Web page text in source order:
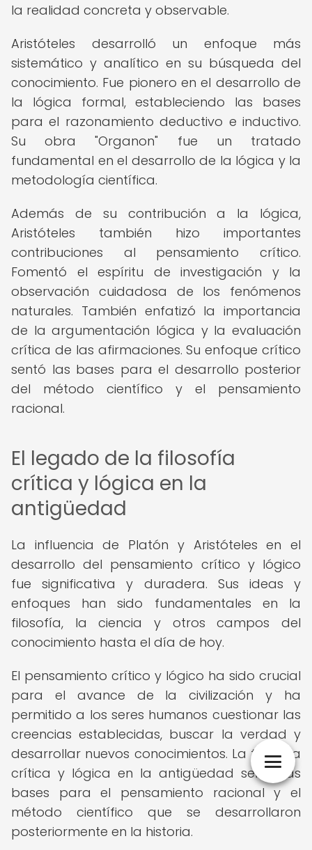
la realidad concreta y observable.
Aristóteles desarrolló un enfoque más
sistemático y analítico en su búsqueda del
conocimiento. Fue pionero en el desarrollo de
la lógica formal, estableciendo las bases
para el razonamiento deductivo e inductivo.
Su obra "Organon" fue un tratado
fundamental en el desarrollo de la lógica y la
metodología científica.
Además de su contribución a la lógica,
Aristóteles también hizo importantes
contribuciones al pensamiento crítico.
Fomentó el espíritu de investigación y la
observación cuidadosa de los fenómenos
naturales. También enfatizó la importancia
de la argumentación lógica y la evaluación
crítica de las afirmaciones. Su enfoque crítico
sentó las bases para el desarrollo posterior
del método científico y el pensamiento
racional.
El legado de la filosofía
crítica y lógica en la
antigüedad
La influencia de Platón y Aristóteles en el
desarrollo del pensamiento crítico y lógico
fue significativa y duradera. Sus ideas y
enfoques han sido fundamentales en la
filosofía, la ciencia y otros campos del
conocimiento hasta el día de hoy.
El pensamiento crítico y lógico ha sido crucial
para el avance de la civilización y ha
permitido a los seres humanos cuestionar las
creencias establecidas, buscar la verdad y
desarrollar nuevos conocimientos. La filosofía
crítica y lógica en la antigüedad sentó las
bases para el pensamiento racional y el
método científico que se desarrollaron
posteriormente en la historia.